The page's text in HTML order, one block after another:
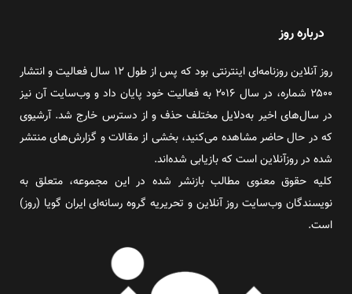
درباره روز
روز آنلاین روزنامه‌ای اینترنتی بود که پس از طول ۱۲ سال فعالیت و انتشار
۲۵۰۰ شماره، در سال ۲۰۱۶ به فعالیت خود پایان داد و وب‌سایت آن نیز
در سال‌های اخیر به‌دلایل مختلف حذف و از دسترس خارج شد. آرشیوی
که در حال حاضر مشاهده می‌کنید، بخشی از مقالات و گزارش‌های منتشر
شده در روزآنلاین است که بازیابی شده‌اند.
کلیه حقوق معنوی مطالب بازنشر شده در این مجموعه، متعلق به
نویسندگان وب‌سایت روز آنلاین و تحریریه گروه رسانه‌ای ایران گویا (روز)
است.